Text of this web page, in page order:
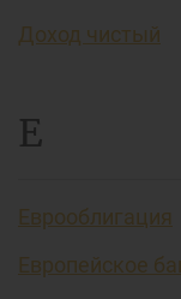
Доход чистый
Е
Еврооблигация
Европейское